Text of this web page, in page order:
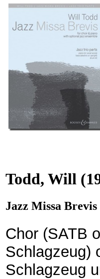
Todd, Will
Jazz Missa
Chor (SATB
Schlagzeug)
Schlagzeug